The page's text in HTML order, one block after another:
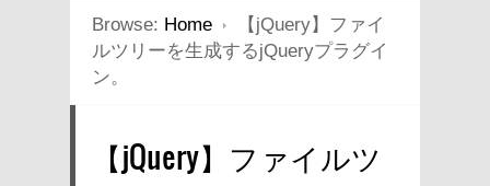
Browse: Home
【jQuery】ファイ
ルツリーを生成するjQueryプラグイ
ン。
【jQuery】ファイルツ